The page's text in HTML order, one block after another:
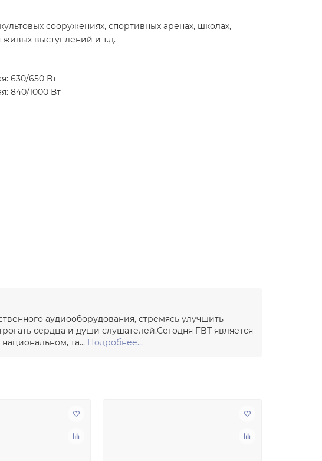
сооружениях, спортивных аренах, школах,
выступлений и т.д.
630/650 Вт
840/1000 Вт
аудиооборудования, стремясь улучшить
сердца и души слушателей.Сегодня FBT является
та... Подробнее...